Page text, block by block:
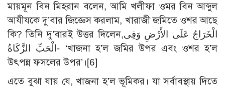
মায়মূন বিন মিহরান বলেন, আমি খলীফা ওমর বিন আব্দুল
আযীযকে দু’বার জিজ্ঞেস করলাম, খারাজী জমিতে ওশর আছে
কি? তিনি দু’বারই উত্তর দিলেন,الْخَرَاجُ عَلَى الأَرْضِ وَفِى
الْحَبِّ الزَّكَاةُ- ‘খাজনা হ’ল জমির উপর এবং ওশর হ’ল
উৎপন্ন ফসলের উপর’।[6]
এতে বুঝা যায় যে, খাজনা হ’ল ভূমিকর। যা সর্বাবস্থায় দিতে